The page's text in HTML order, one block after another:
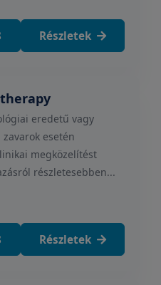
Részletek
eredetű vagy
esetén
megközelítést
részletesebben...
Részletek